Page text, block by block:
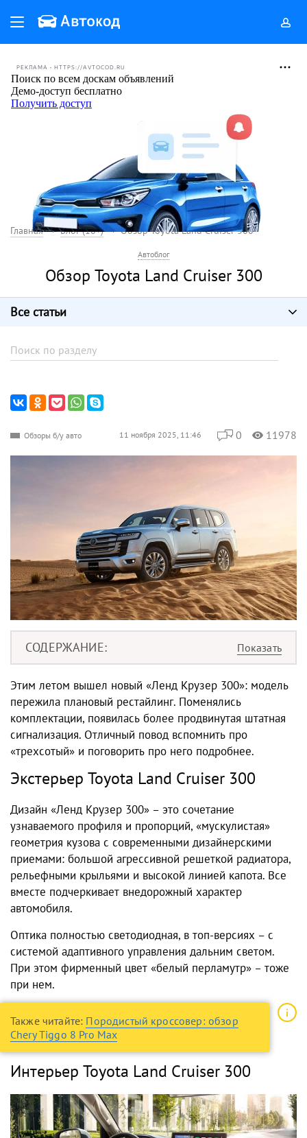
РЕКЛАМА • HTTPS://AVTOCOD.RU
Главная Блог (18+) Обзор Toyota Land Cruiser 300
Автоблог
Обзор Toyota Land Cruiser 300
Все статьи
Обзоры б/у авто 11 ноября 2025, 11:46 0 11978
СОДЕРЖАНИЕ
Этим летом вышел новый «Ленд Крузер 300»: модель
пережила плановый рестайлинг. Поменялись
комплектации, появилась более продвинутая штатная
сигнализация. Отличный повод вспомнить про
«трехсотый» и поговорить про него подробнее.
Экстерьер Toyota Land Cruiser 300
Дизайн «Ленд Крузер 300» – это сочетание
узнаваемого профиля и пропорций, «мускулистая»
геометрия кузова с современными дизайнерскими
приемами: большой агрессивной решеткой радиатора,
рельефными крыльями и высокой линией капота. Все
вместе подчеркивает внедорожный характер
автомобиля.
Оптика полностью светодиодная, в топ-версиях – с
системой адаптивного управления дальним светом.
При этом фирменный цвет «белый перламутр» – тоже
при нем.
Также читайте: Породистый кроссовер: обзор
Chery Tiggo 8 Pro Max
Интерьер Toyota Land Cruiser 300